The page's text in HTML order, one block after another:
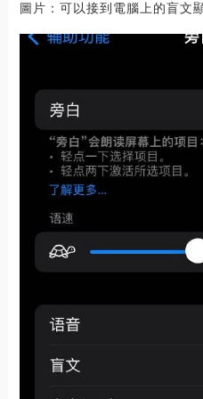
圖片：可以接到電腦上的盲文